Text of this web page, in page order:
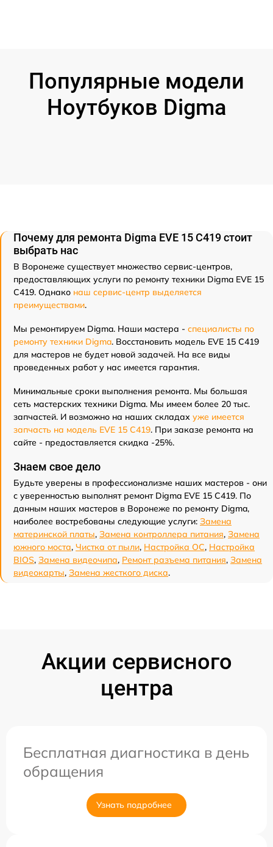
Популярные модели
Ноутбуков Digma
Почему для ремонта Digma EVE 15 C419 стоит
выбрать нас
В Воронеже существует множество сервис-центров,
предоставляющих услуги по ремонту техники Digma EVE 15
C419. Однако наш сервис-центр выделяется
преимуществами.
Мы ремонтируем Digma. Наши мастера - специалисты по
ремонту техники Digma. Восстановить модель EVE 15 C419
для мастеров не будет новой задачей. На все виды
проведенных работ у нас имеется гарантия.
Минимальные сроки выполнения ремонта. Мы большая
сеть мастерских техники Digma. Мы имеем более 20 тыс.
запчастей. И возможно на наших складах уже имеется
запчасть на модель EVE 15 C419. При заказе ремонта на
сайте - предоставляется скидка -25%.
Знаем свое дело
Будьте уверены в профессионализме наших мастеров - они
с уверенностью выполнят ремонт Digma EVE 15 C419. По
данным наших мастеров в Воронеже по ремонту Digma,
наиболее востребованы следующие услуги: Замена
материнской платы, Замена контроллера питания, Замена
южного моста, Чистка от пыли, Настройка ОС, Настройка
BIOS, Замена видеочипа, Ремонт разъема питания, Замена
видеокарты, Замена жесткого диска.
Акции сервисного
центра
Бесплатная диагностика в день
обращения
Узнать подробнее